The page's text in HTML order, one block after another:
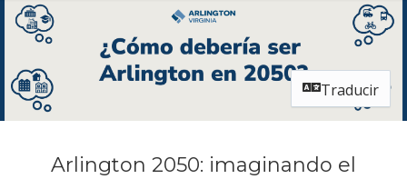
Traducir
Arlington 2050: imaginando el